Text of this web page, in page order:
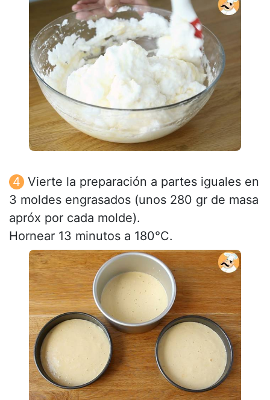
Vierte la preparación a partes iguales en
3 moldes engrasados (unos 280 gr de masa
apróx por cada molde).
Hornear 13 minutos a 180°C.